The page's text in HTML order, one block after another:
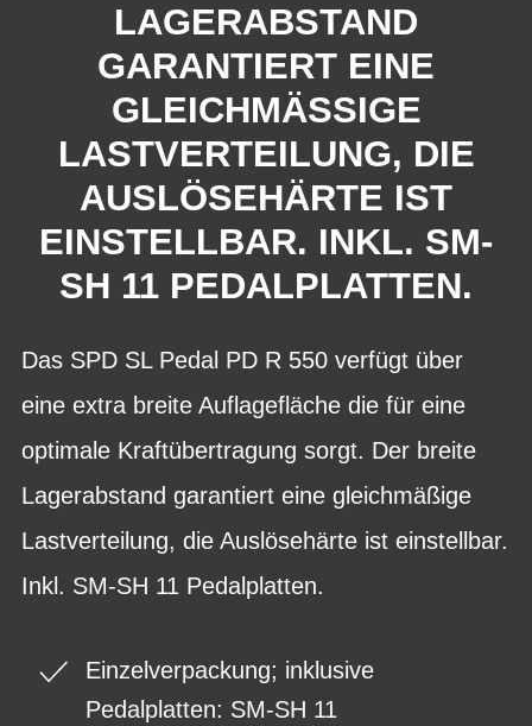
LAGERABSTAND
GARANTIERT EINE
GLEICHMÄSSIGE L
ASTVERTEILUNG, DIE A
USLÖSEHÄRTE IST E
INSTELLBAR. INKL. SM-S
H 11 PEDALPLATTEN.
Das SPD SL Pedal PD R 550 verfügt über
eine extra breite Auflagefläche die für eine
optimale Kraftübertragung sorgt. Der breite
Lagerabstand garantiert eine gleichmäßige
Lastverteilung, die Auslösehärte ist einstellbar.
Inkl. SM-SH 11 Pedalplatten.
Einzelverpackung; inklusive
Pedalplatten: SM-SH 11